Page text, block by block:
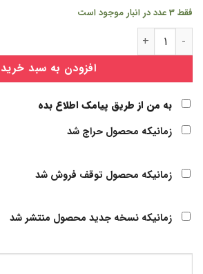
فقط 3 عدد در انبار موجود است
کابل افزایش طول usb پنج متری عدد
افزودن به سبد خرید
به من از طریق پیامک اطلاع بده
زمانیکه محصول حراج شد
زمانیکه محصول توقف فروش شد
زمانیکه نسخه جدید محصول منتشر شد